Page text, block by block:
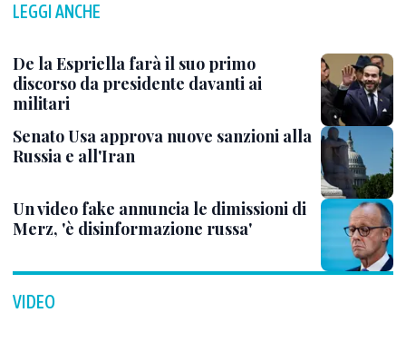
LEGGI ANCHE
De la Espriella farà il suo primo
discorso da presidente davanti ai
militari
Senato Usa approva nuove sanzioni alla
Russia e all'Iran
Un video fake annuncia le dimissioni di
Merz, 'è disinformazione russa'
VIDEO